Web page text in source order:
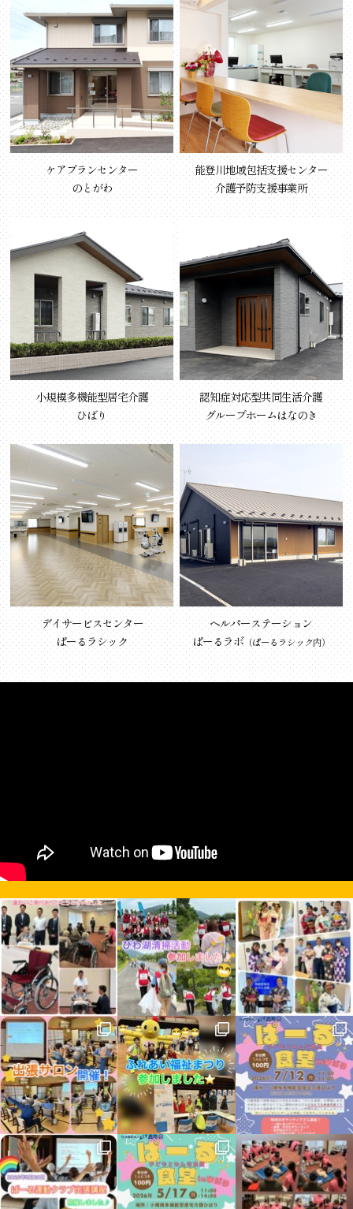
ケアプランセンター
のとがわ
能登川地域包括支援センター
介護予防支援事業所
小規模多機能型居宅介護
ひばり
認知症対応型共同生活介護
グループホームはなのき
デイサービスセンター
ぱーるラシック
ヘルパーステーション
ぱーるラボ（ぱーるラシック内）